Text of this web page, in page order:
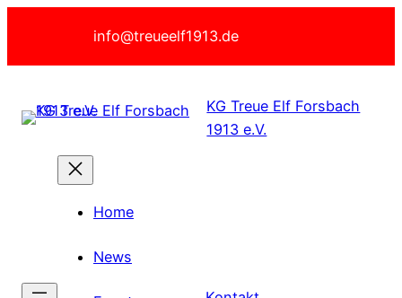
springen
info@treueelf1913.de
KG Treue Elf Forsbach
1913 e.V.
Home
News